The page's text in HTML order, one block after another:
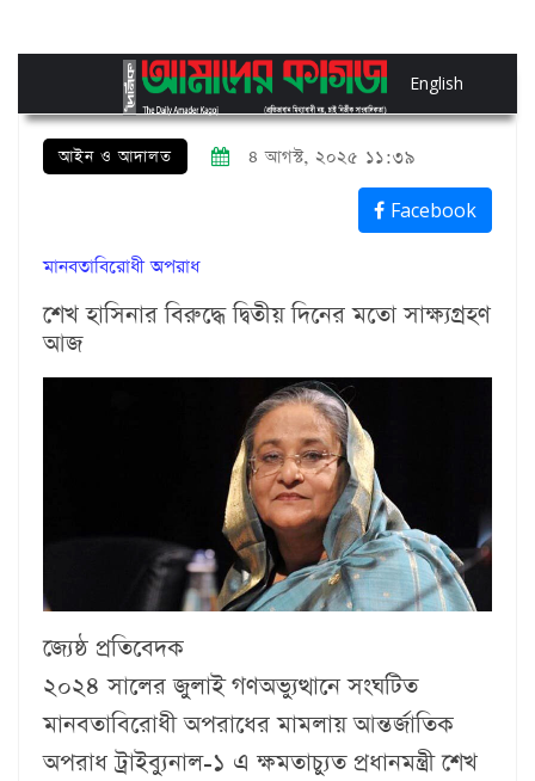
English
আইন ও আদালত ৪ আগস্ট, ২০২৫ ১১:৩৯
Facebook
মানবতাবিরোধী অপরাধ
শেখ হাসিনার বিরুদ্ধে দ্বিতীয় দিনের মতো সাক্ষ্যগ্রহণ
আজ
জ্যেষ্ঠ প্রতিবেদক
২০২৪ সালের জুলাই গণঅভ্যুত্থানে সংঘটিত
মানবতাবিরোধী অপরাধের মামলায় আন্তর্জাতিক
অপরাধ ট্রাইব্যুনাল-১ এ ক্ষমতাচ্যুত প্রধানমন্ত্রী শেখ